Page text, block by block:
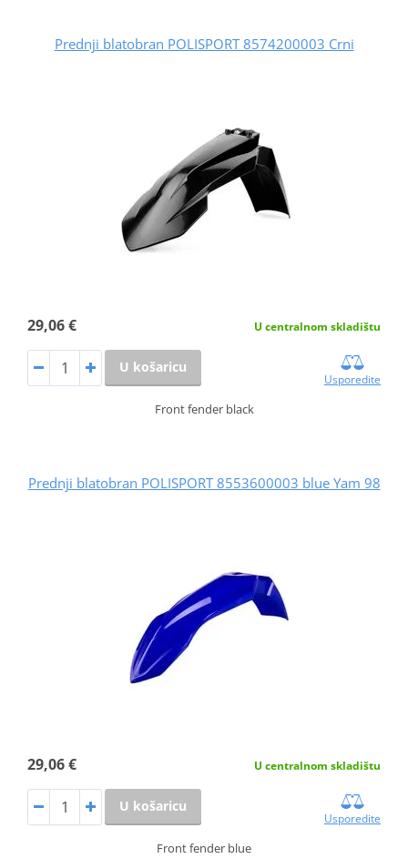
Prednji blatobran POLISPORT 8574200003 Crni
29,06 € U centralnom skladištu
U košaricu
Usporedite
Front fender black
Prednji blatobran POLISPORT 8553600003 blue Yam 98
29,06 € U centralnom skladištu
U košaricu
Usporedite
Front fender blue